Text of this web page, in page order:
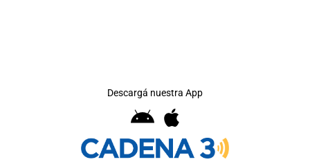
Descargá nuestra App